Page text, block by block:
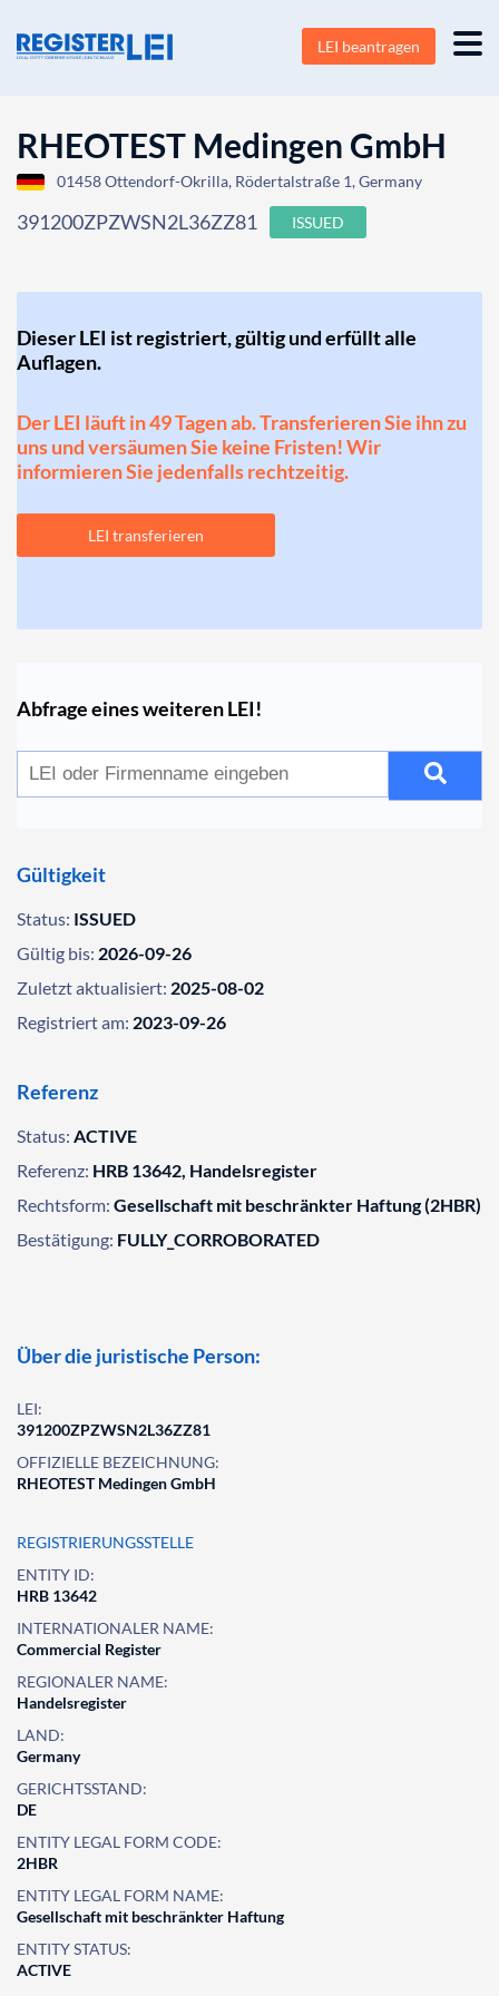
LEI beantragen
RHEOTEST Medingen GmbH
01458 Ottendorf-Okrilla, Rödertalstraße 1, Germany
391200ZPZWSN2L36ZZ81 ISSUED
Dieser LEI ist registriert, gültig und erfüllt alle
Auflagen.
Der LEI läuft in 49 Tagen ab. Transferieren Sie ihn zu
uns und versäumen Sie keine Fristen! Wir
informieren Sie jedenfalls rechtzeitig.
LEI transferieren
Abfrage eines weiteren LEI!
Gültigkeit
Status: ISSUED
Gültig bis: 2026-09-26
Zuletzt aktualisiert: 2025-08-02
Registriert am: 2023-09-26
Referenz
Status: ACTIVE
Referenz: HRB 13642, Handelsregister
Rechtsform: Gesellschaft mit beschränkter Haftung (2HBR)
Bestätigung: FULLY_CORROBORATED
Über die juristische Person:
LEI:
391200ZPZWSN2L36ZZ81
OFFIZIELLE BEZEICHNUNG:
RHEOTEST Medingen GmbH
REGISTRIERUNGSSTELLE
ENTITY ID:
HRB 13642
INTERNATIONALER NAME:
Commercial Register
REGIONALER NAME:
Handelsregister
LAND:
Germany
GERICHTSSTAND:
DE
ENTITY LEGAL FORM CODE:
2HBR
ENTITY LEGAL FORM NAME:
Gesellschaft mit beschränkter Haftung
ENTITY STATUS:
ACTIVE